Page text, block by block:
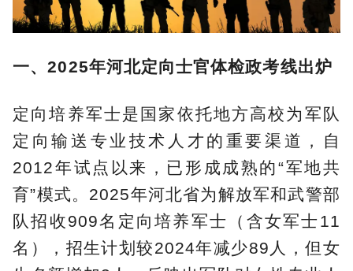
一、2025年河北定向士官体检政考线出炉
定向培养军士是国家依托地方高校为军队
定向输送专业技术人才的重要渠道，自
2012年试点以来，已形成成熟的“军地共
育”模式。2025年河北省为解放军和武警部
队招收909名定向培养军士（含女军士11
名），招生计划较2024年减少89人，但女